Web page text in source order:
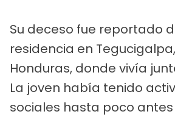
Su deceso fue reportado
residencia en
Honduras, donde vivía
La joven había tenido
sociales hasta poco